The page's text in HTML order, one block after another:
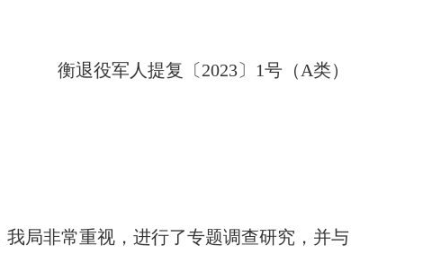
衡退役军人提复〔2023〕1号（A类）
局非常重视，进行了专题调查研究，并与